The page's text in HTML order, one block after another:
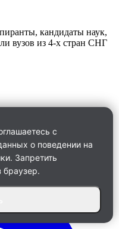
кандидаты наук,
вузов из 4-х стран СНГ
с
о поведении на
Запретить
браузер.